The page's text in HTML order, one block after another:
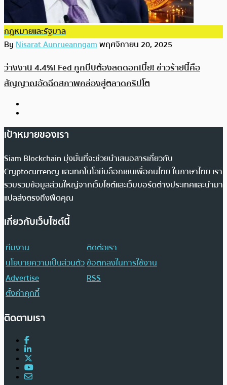
กฎหมายและรัฐบาล
ByNisarat Aunrueanngamพฤศจิกายน 20, 2025
ว่างงาน 4.4%! Fed ถูกบีบต้องลดดอกเบี้ย! ข่าวร้ายนี้คือ
สัญญาณอัดฉีดสภาพคล่องสู่ตลาดคริปโต
เป้าหมายของเรา
Siam Blockchain มุ่งมั่นที่จะช่วยนำเสนอสารเกี่ยวกับ
Cryptocurrency และเทคโนโลยีบล็อกเชนเพื่อคนไทย ในภาษาไทย เรา
รวบรวมข้อมูลส่วนใหญ่จากเว็บไซต์และเว็บบอร์ดต่างประเทศและนำมา
แปลส่งตรงถึงฟีดคุณ
เกี่ยวกับเว็บไซต์นี้
ทีมงาน
ติดต่อเรา
นโยบายความเป็นส่วนตัวข้อตกลงในการใช้งาน
Advertise
RSS
ตั้งค่าคุกกี้
ติดตามเรา